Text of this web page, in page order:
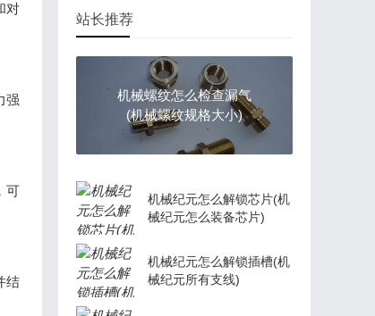
对
强
可
结
站长推荐
机械螺纹怎么检查漏气
(机械螺纹规格大小)
机械纪元怎么解锁芯片(机
械纪元怎么装备芯片)
机械纪元怎么解锁插槽(机
械纪元所有支线)